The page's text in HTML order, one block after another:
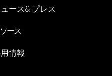
ース& プレス
ース
情報